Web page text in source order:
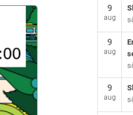
9
aug
9
aug
9
aug